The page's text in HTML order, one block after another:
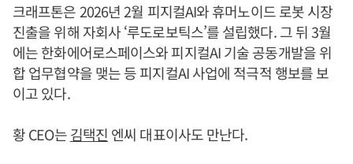
크래프톤은 2026년 2월 피지컬AI와 휴머노이드 로봇 시장
진출을 위해 자회사 ‘루도로보틱스’를 설립했다. 그 뒤 3월
에는 한화에어로스페이스와 피지컬AI 기술 공동개발을 위
합 업무협약을 맺는 등 피지컬AI 사업에 적극적 행보를 보
이고 있다.
황 CEO는김택진 엔씨 대표이사도 만난다.